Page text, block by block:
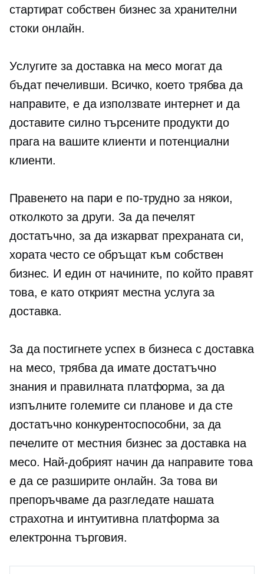
стартират собствен бизнес за хранителни
стоки онлайн.
Услугите за доставка на месо могат да
бъдат печеливши. Всичко, което трябва да
направите, е да използвате интернет и да
доставите силно търсените продукти до
прага на вашите клиенти и потенциални
клиенти.
Правенето на пари е по-трудно за някои,
отколкото за други. За да печелят
достатъчно, за да изкарват прехраната си,
хората често се обръщат към собствен
бизнес. И един от начините, по който правят
това, е като открият местна услуга за
доставка.
За да постигнете успех в бизнеса с доставка
на месо, трябва да имате достатъчно
знания и правилната платформа, за да
изпълните големите си планове и да сте
достатъчно конкурентоспособни, за да
печелите от местния бизнес за доставка на
месо. Най-добрият начин да направите това
е да се разширите онлайн. За това ви
препоръчваме да разгледате нашата
страхотна и интуитивна платформа за
електронна търговия.